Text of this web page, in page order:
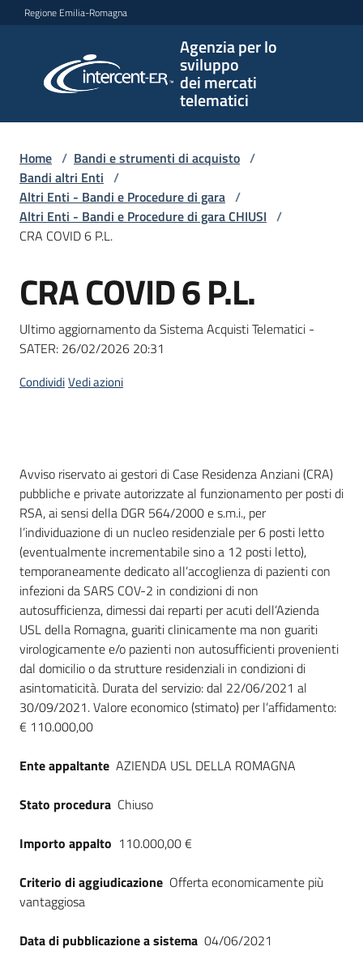
Vai al contenuto
Vai alla navigazione
Vai al footer
Regione Emilia-Romagna
Agenzia per lo
sviluppo
dei mercati
telematici
per lo
sviluppo
telematici
L'Agenzia
Bandi
strumenti
di
acquisto
Piattaforme
telematiche
English
site
Seguici
su
Home / Bandi e strumenti di acquisto /
Bandi altri Enti /
Altri Enti - Bandi e Procedure di gara /
Altri Enti - Bandi e Procedure di gara CHIUSI /
CRA COVID 6 P.L.
Salta al contenuto
CRA COVID 6 P.L.
Ultimo aggiornamento da Sistema Acquisti Telematici -
SATER: 26/02/2026 20:31
CondividiVedi azioni
Dati del bando
Avviso riservato ai gestori di Case Residenza Anziani (CRA)
pubbliche e private autorizzate al funzionamento per posti di
RSA, ai sensi della DGR 564/2000 e s.m.i., per
l’individuazione di un nucleo residenziale per 6 posti letto
(eventualmente incrementabile sino a 12 posti letto),
temporaneamente dedicato all’accoglienza di pazienti con
infezioni da SARS COV-2 in condizioni di non
autosufficienza, dimessi dai reparti per acuti dell’Azienda
USL della Romagna, guariti clinicamente ma non guariti
virologicamente e/o pazienti non autosufficienti provenienti
dal domicilio o da strutture residenziali in condizioni di
asintomaticità. Durata del servizio: dal 22/06/2021 al
30/09/2021. Valore economico (stimato) per l’affidamento:
€ 110.000,00
Ente appaltante AZIENDA USL DELLA ROMAGNA
Stato procedura Chiuso
Importo appalto 110.000,00 €
Criterio di aggiudicazione Offerta economicamente più
vantaggiosa
Data di pubblicazione a sistema 04/06/2021